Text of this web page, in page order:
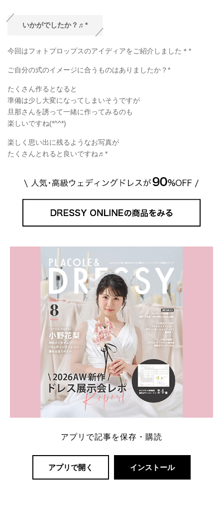
いかがでしたか？♬*
今回はフォトプロップスのアイディアをご紹介しました＊*
ご自分の式のイメージに合うものはありましたか？*
たくさん作るとなると
準備は少し大変になってしまいそうですが
旦那さんを誘って一緒に作ってみるのも
楽しいですね(*^^*)
楽しく思い出に残るようなお写真が
たくさんとれると良いですね♬*
アプリで記事を保存・購読
アプリで開く インストール